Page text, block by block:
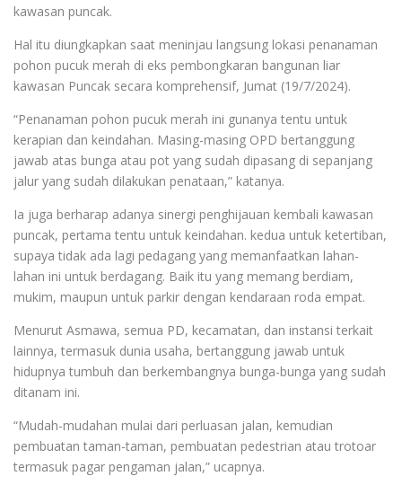
kawasan puncak.
Hal itu diungkapkan saat meninjau langsung lokasi penanaman
pohon pucuk merah di eks pembongkaran bangunan liar
kawasan Puncak secara komprehensif, Jumat (19/7/2024).
“Penanaman pohon pucuk merah ini gunanya tentu untuk
kerapian dan keindahan. Masing-masing OPD bertanggung
jawab atas bunga atau pot yang sudah dipasang di sepanjang
jalur yang sudah dilakukan penataan,” katanya.
Ia juga berharap adanya sinergi penghijauan kembali kawasan
puncak, pertama tentu untuk keindahan. kedua untuk ketertiban,
supaya tidak ada lagi pedagang yang memanfaatkan lahan-
lahan ini untuk berdagang. Baik itu yang memang berdiam,
mukim, maupun untuk parkir dengan kendaraan roda empat.
Menurut Asmawa, semua PD, kecamatan, dan instansi terkait
lainnya, termasuk dunia usaha, bertanggung jawab untuk
hidupnya tumbuh dan berkembangnya bunga-bunga yang sudah
ditanam ini.
“Mudah-mudahan mulai dari perluasan jalan, kemudian
pembuatan taman-taman, pembuatan pedestrian atau trotoar
termasuk pagar pengaman jalan,” ucapnya.